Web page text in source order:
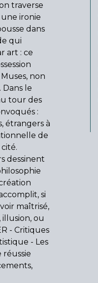
traverse
ironie
dans
qui
art : ce
non
le
tour des
:
étrangers à
de
dessinent
si
maîtrisé,
ou
- Critiques
- Les
réussie